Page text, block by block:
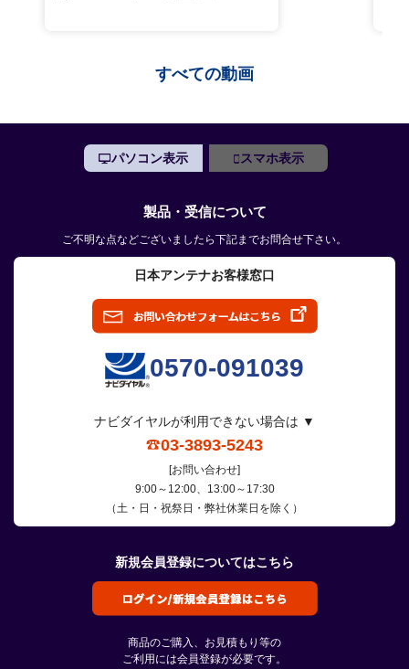
すべての動画
パソコン表示 スマホ表示
製品・受信について
ご不明な点などございましたら下記までお問合せ下さい。
日本アンテナお客様窓口
0570-091039
ナビダイヤルが利用できない場合は ▼
03-3893-5243
[お問い合わせ]
9:00～12:00、13:00～17:30
（土・日・祝祭日・弊社休業日を除く）
新規会員登録についてはこちら
商品のご購入、お見積もり等の
ご利用には会員登録が必要です。